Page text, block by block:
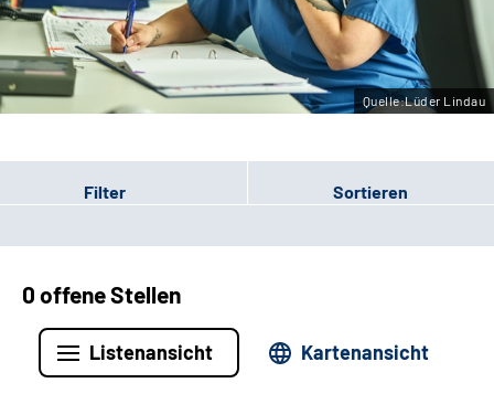
Leichte Sprache
Gebärdensprache
Quelle:Lüder Lindau
Filter Sortieren
0 offene Stellen
Listenansicht Kartenansicht